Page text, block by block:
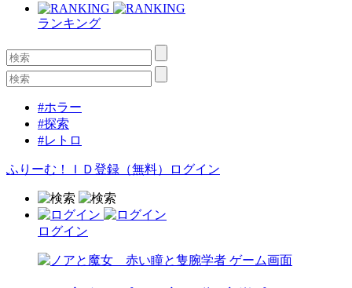
ランキング
#ホラー
#探索
#レトロ
ふりーむ！ＩＤ登録（無料） ログイン
ログイン